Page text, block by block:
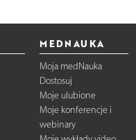
MEDNAUKA
Moja medNauka
Dostosuj
Moje ulubione
Moje konferencje i
webinary